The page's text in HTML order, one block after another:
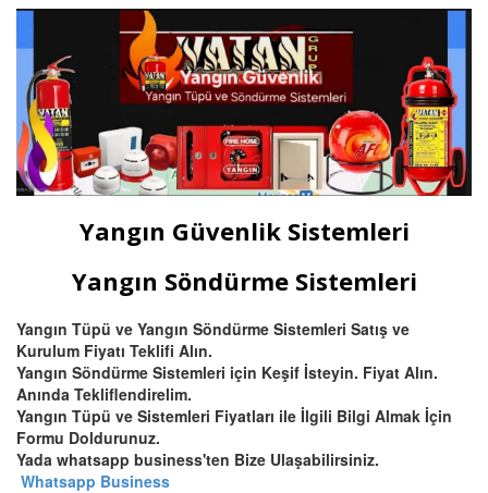
Devamını Oku
Bursa Hassas Yangın ve Duman
Dedektörü Çeşitleri
Bursa duman dedektörü ısı
dedektörü, (pilli duman
multisensörler ve yüksek tavanlı
yangın dedektörü satış ve
montajı.
Bursa Otomatik Gazlı Söndürme
ve Mühendislik Sistemleri
Bursa FM200, Novec 1230
Yangın Güvenlik Sistemleri
Yangın Söndürme Sistemleri
Yangın Tüpü ve Yangın Söndürme Sistemleri Satış ve
Kurulum Fiyatı Teklifi Alın.
Yangın Söndürme Sistemleri için Keşif İsteyin. Fiyat Alın.
Anında Tekliflendirelim.
Yangın Tüpü ve Sistemleri Fiyatları ile İlgili Bilgi Almak İçin
Formu Doldurunuz.
Yada whatsapp business'ten Bize Ulaşabilirsiniz.
Whatsapp Business